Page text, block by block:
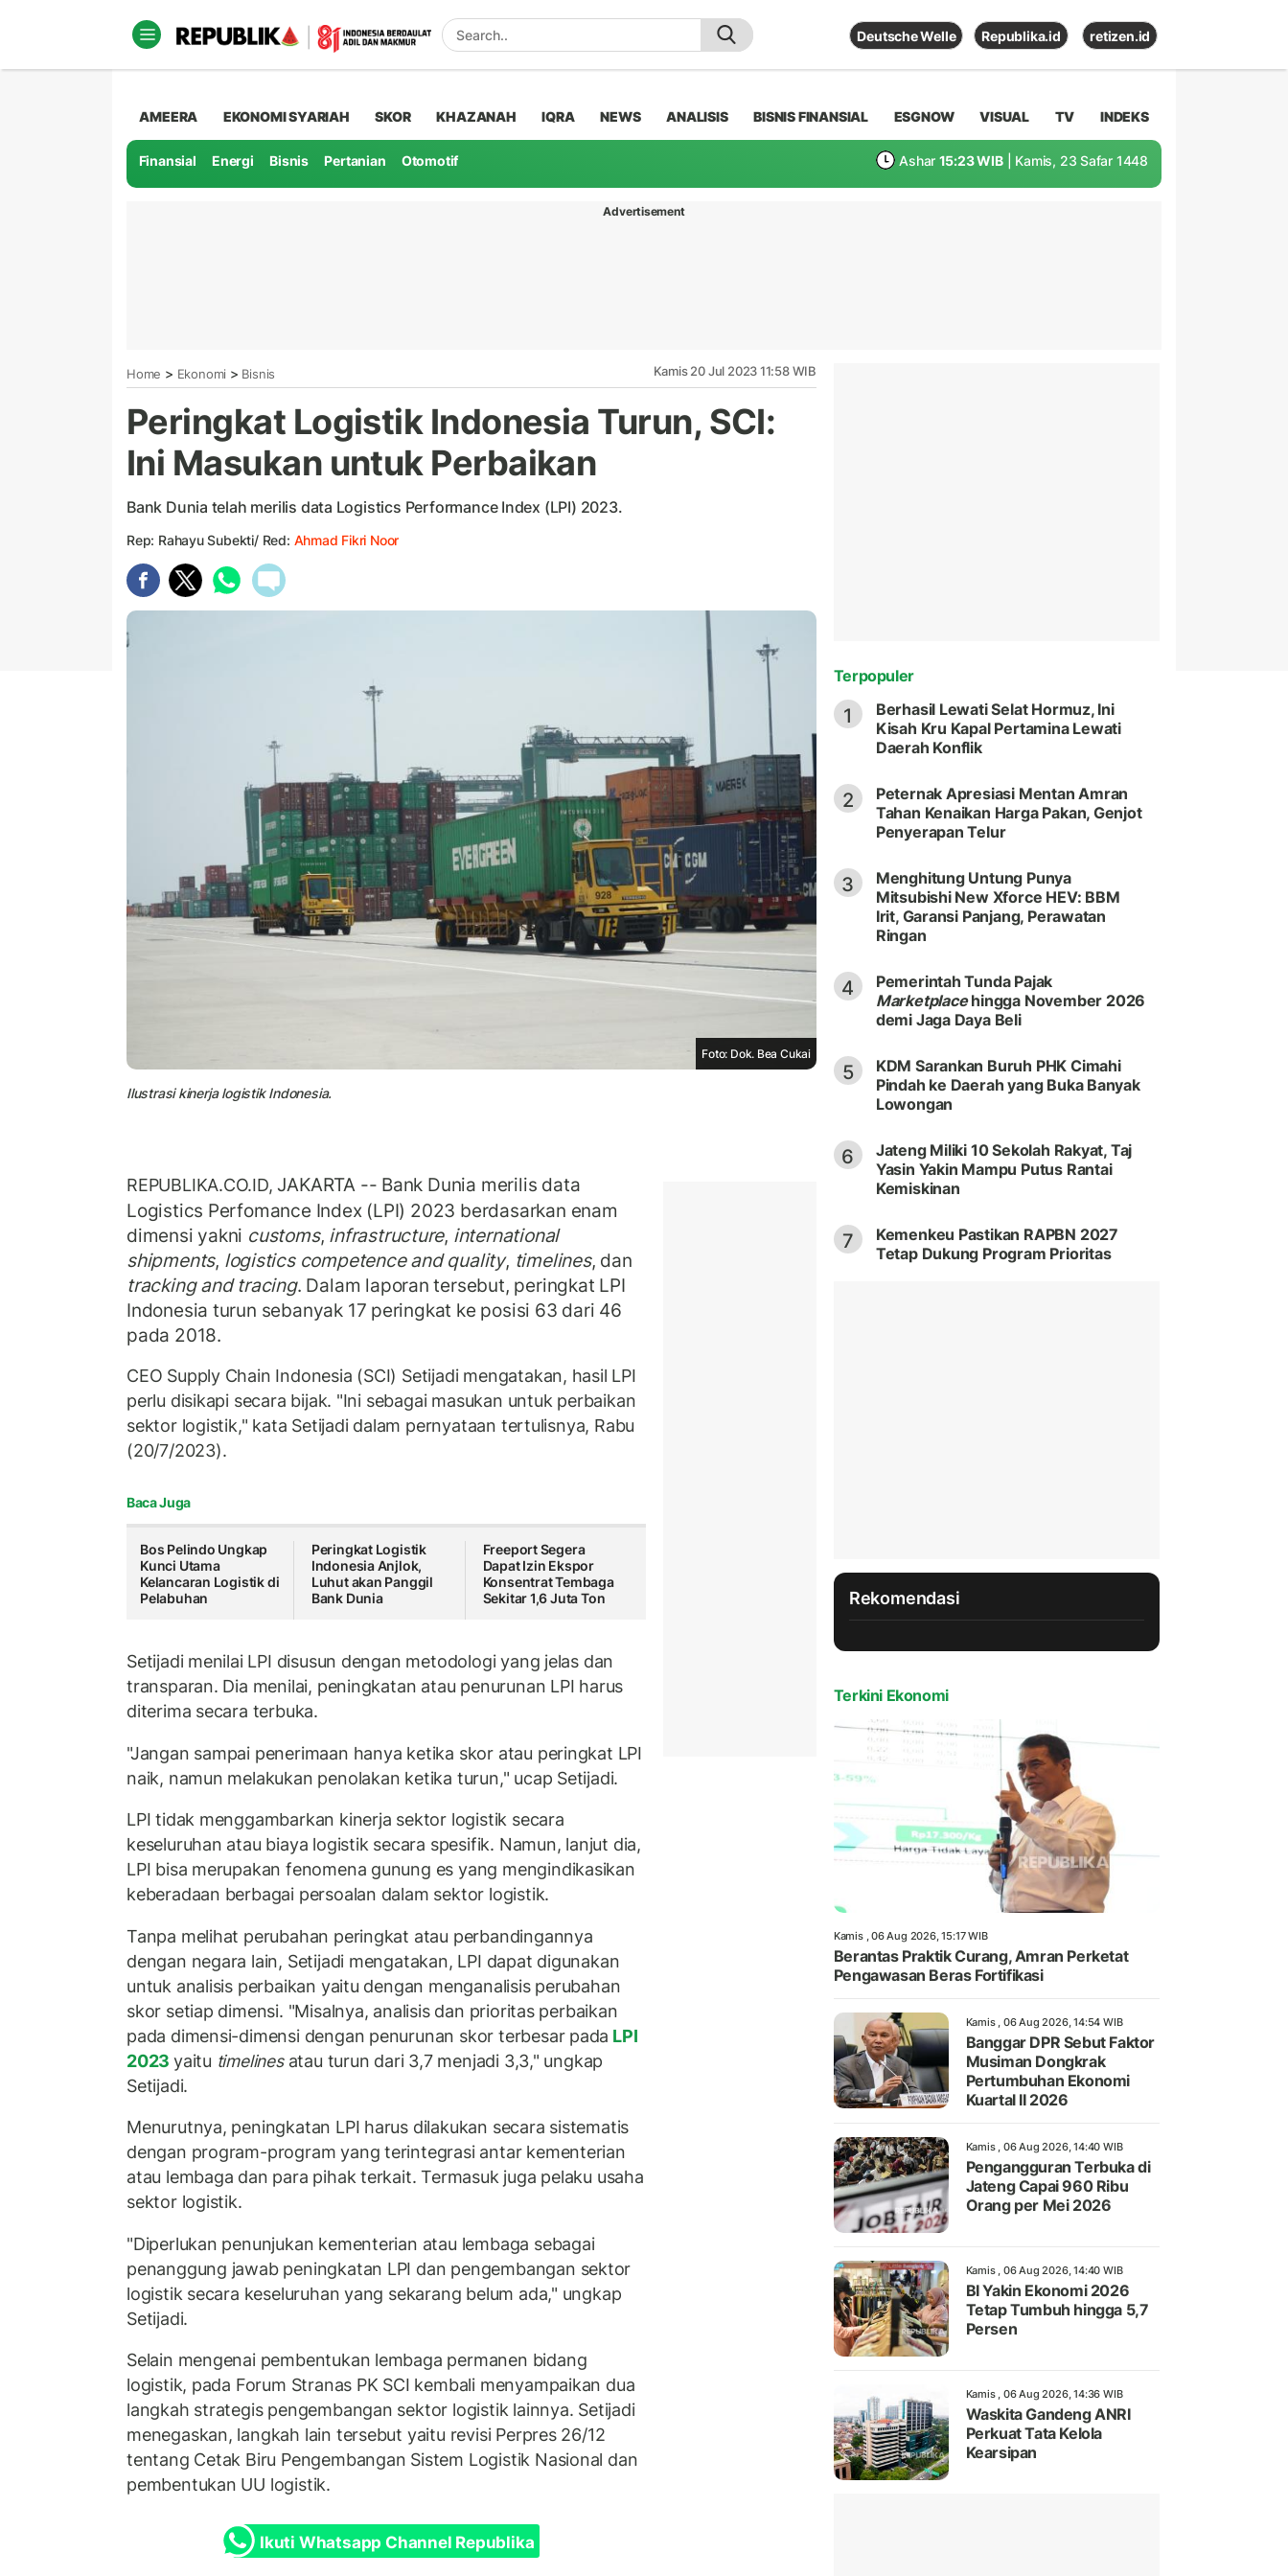
Deutsche Welle Republika.id retizen.id
AMEERA EKONOMI SYARIAH SKOR KHAZANAH IQRA NEWS ANALISIS BISNIS FINANSIAL ESGNOW VISUAL TV INDEKS
Finansial Energi Bisnis Pertanian Otomotif Ashar 15:23 WIB | Kamis, 23 Safar 1448
Advertisement
Home > Ekonomi > Bisnis Kamis 20 Jul 2023 11:58 WIB
Peringkat Logistik Indonesia Turun, SCI:
Ini Masukan untuk Perbaikan
Bank Dunia telah merilis data Logistics Performance Index (LPI) 2023.
Rep: Rahayu Subekti/ Red: Ahmad Fikri Noor
Foto: Dok. Bea Cukai
Ilustrasi kinerja logistik Indonesia.
REPUBLIKA.CO.ID,JAKARTA -- Bank Dunia merilis data
Logistics Perfomance Index (LPI) 2023 berdasarkan enam
dimensi yakni customs, infrastructure, international
shipments, logistics competence and quality, timelines, dan
tracking and tracing. Dalam laporan tersebut, peringkat LPI
Indonesia turun sebanyak 17 peringkat ke posisi 63 dari 46
pada 2018.
CEO Supply Chain Indonesia (SCI) Setijadi mengatakan, hasil LPI
perlu disikapi secara bijak. "Ini sebagai masukan untuk perbaikan
sektor logistik," kata Setijadi dalam pernyataan tertulisnya, Rabu
(20/7/2023).
Baca Juga
Bos Pelindo Ungkap
Kunci Utama
Kelancaran Logistik di
Pelabuhan
Peringkat Logistik
Indonesia Anjlok,
Luhut akan Panggil
Bank Dunia
Freeport Segera
Dapat Izin Ekspor
Konsentrat Tembaga
Sekitar 1,6 Juta Ton
Setijadi menilai LPI disusun dengan metodologi yang jelas dan
transparan. Dia menilai, peningkatan atau penurunan LPI harus
diterima secara terbuka.
"Jangan sampai penerimaan hanya ketika skor atau peringkat LPI
naik, namun melakukan penolakan ketika turun," ucap Setijadi.
LPI tidak menggambarkan kinerja sektor logistik secara
keseluruhan atau biaya logistik secara spesifik. Namun, lanjut dia,
LPI bisa merupakan fenomena gunung es yang mengindikasikan
keberadaan berbagai persoalan dalam sektor logistik.
Tanpa melihat perubahan peringkat atau perbandingannya
dengan negara lain, Setijadi mengatakan, LPI dapat digunakan
untuk analisis perbaikan yaitu dengan menganalisis perubahan
skor setiap dimensi. "Misalnya, analisis dan prioritas perbaikan
pada dimensi-dimensi dengan penurunan skor terbesar pada LPI
2023 yaitu timelinesatau turun dari 3,7 menjadi 3,3," ungkap
Setijadi.
Menurutnya, peningkatan LPI harus dilakukan secara sistematis
dengan program-program yang terintegrasi antar kementerian
atau lembaga dan para pihak terkait. Termasuk juga pelaku usaha
sektor logistik.
"Diperlukan penunjukan kementerian atau lembaga sebagai
penanggung jawab peningkatan LPI dan pengembangan sektor
logistik secara keseluruhan yang sekarang belum ada," ungkap
Setijadi.
Selain mengenai pembentukan lembaga permanen bidang
logistik, pada Forum Stranas PK SCI kembali menyampaikan dua
langkah strategis pengembangan sektor logistik lainnya. Setijadi
menegaskan, langkah lain tersebut yaitu revisi Perpres 26/12
tentang Cetak Biru Pengembangan Sistem Logistik Nasional dan
pembentukan UU logistik.
Ikuti Whatsapp Channel Republika
Terpopuler
1
Berhasil Lewati Selat Hormuz, Ini
Kisah Kru Kapal Pertamina Lewati
Daerah Konflik
2
Peternak Apresiasi Mentan Amran
Tahan Kenaikan Harga Pakan, Genjot
Penyerapan Telur
3
Menghitung Untung Punya
Mitsubishi New Xforce HEV: BBM
Irit, Garansi Panjang, Perawatan
Ringan
4
Pemerintah Tunda Pajak
Marketplacehingga November 2026
demi Jaga Daya Beli
5
KDM Sarankan Buruh PHK Cimahi
Pindah ke Daerah yang Buka Banyak
Lowongan
6
Jateng Miliki 10 Sekolah Rakyat, Taj
Yasin Yakin Mampu Putus Rantai
Kemiskinan
7
Kemenkeu Pastikan RAPBN 2027
Tetap Dukung Program Prioritas
Rekomendasi
Terkini Ekonomi
Kamis , 06 Aug 2026, 15:17 WIB
Berantas Praktik Curang, Amran Perketat
Pengawasan Beras Fortifikasi
Kamis , 06 Aug 2026, 14:54 WIB
Banggar DPR Sebut Faktor
Musiman Dongkrak
Pertumbuhan Ekonomi
Kuartal II 2026
Kamis , 06 Aug 2026, 14:40 WIB
Pengangguran Terbuka di
Jateng Capai 960 Ribu
Orang per Mei 2026
Kamis , 06 Aug 2026, 14:40 WIB
BI Yakin Ekonomi 2026
Tetap Tumbuh hingga 5,7
Persen
Kamis , 06 Aug 2026, 14:36 WIB
Waskita Gandeng ANRI
Perkuat Tata Kelola
Kearsipan